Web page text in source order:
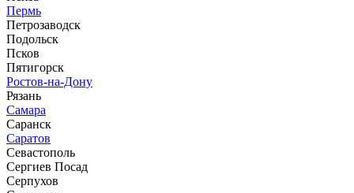
Пермь
Петрозаводск
Подольск
Псков
Пятигорск
Ростов-на-Дону
Рязань
Самара
Саранск
Саратов
Севастополь
Сергиев Посад
Серпухов